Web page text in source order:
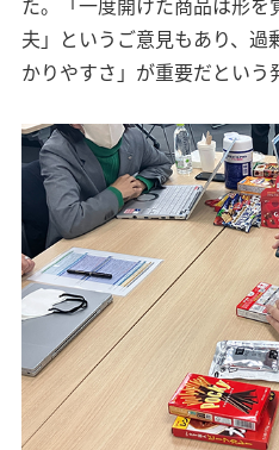
夫」というご意見もあり、
かりやすさ」が重要だという